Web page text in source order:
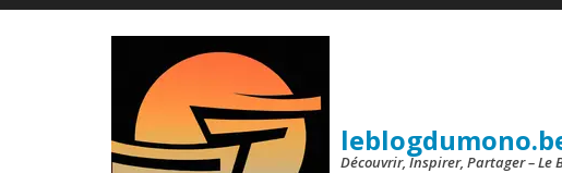
Aller
Découvrir, Inspirer, Partager – Le